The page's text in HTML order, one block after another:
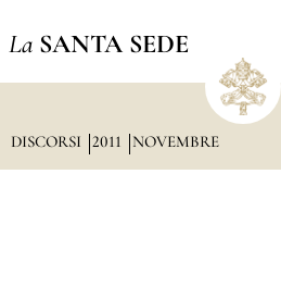
La SANTA SEDE
DISCORSI 2011 NOVEMBRE